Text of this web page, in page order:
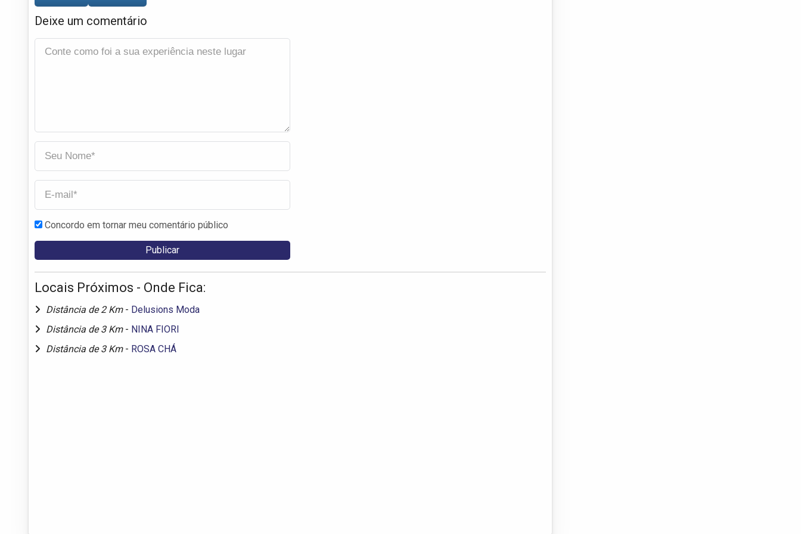
Deixe um comentário
Concordo em tornar meu comentário público
Locais Próximos - Onde Fica:
Distância de 2 Km - Delusions Moda
Distância de 3 Km - NINA FIORI
Distância de 3 Km - ROSA CHÁ